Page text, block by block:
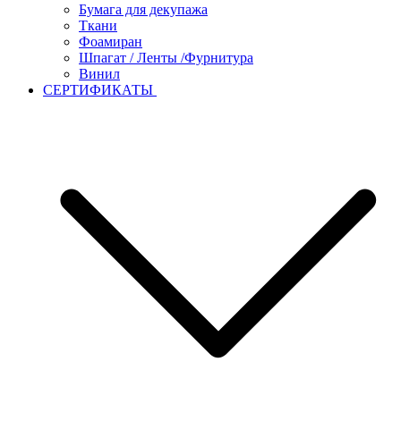
Бумага для декупажа
Ткани
Фоамиран
Шпагат / Ленты /Фурнитура
Винил
СЕРТИФИКАТЫ